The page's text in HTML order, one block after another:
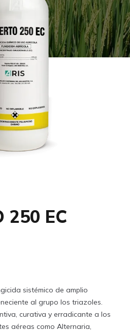
250 EC
sistémico de amplio
al grupo los triazoles.
curativa y erradicante a los
aéreas como Alternaria,